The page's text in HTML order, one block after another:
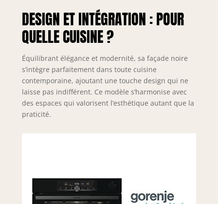
DESIGN ET INTÉGRATION : POUR
QUELLE CUISINE ?
Équilibrant élégance et modernité, sa façade noire
s’intègre parfaitement dans toute cuisine
contemporaine, ajoutant une touche design qui ne
laisse pas indifférent. Ce modèle s’harmonise avec
des espaces qui valorisent l’esthétique autant que la
praticité.